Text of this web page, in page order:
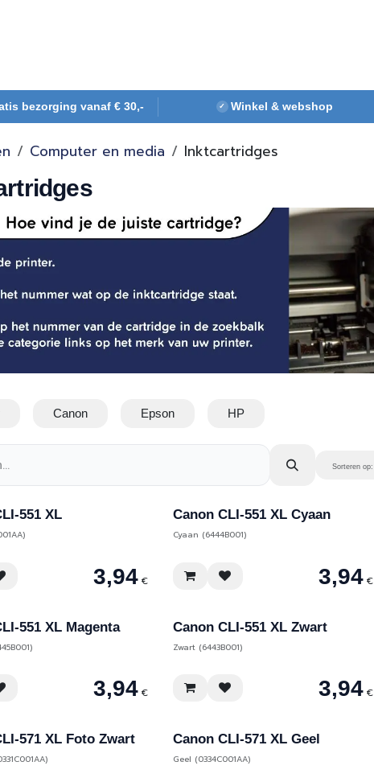
bezorging vanaf € 30,- ✓ Winkel & webshop
Computer en media Inktcartridges
Canon Epson HP
Sorteren op:
551 XL
3,94 €
Canon CLI-551 XL Cyaan
Cyaan (6444B001)
3,94 €
551 XL Magenta
3,94 €
Canon CLI-551 XL Zwart
Zwart (6443B001)
3,94 €
571 XL Foto Zwart Canon CLI-571 XL Geel
Geel (0334C001AA)